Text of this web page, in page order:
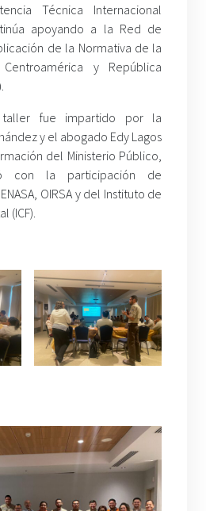
Técnica Internacional
apoyando a la Red de
de la Normativa de la
y República
fue impartido por la
y el abogado Edy Lagos
del Ministerio Público,
con la participación de
OIRSA y del Instituto de
(ICF).